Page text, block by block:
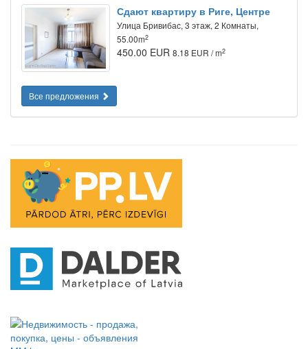
Сдают квартиру в Риге, Центре
Улица Бривибас, 3 этаж, 2 Комнаты,
55.00m2
450.00 EUR 8.18 EUR / m2
Все предложения